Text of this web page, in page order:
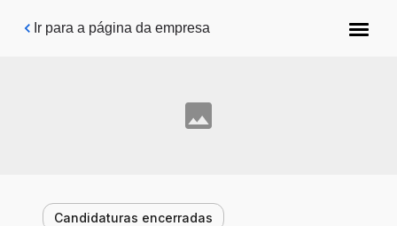
Pular para o conteúdo principal
Ir para a página da empresa
Candidaturas encerradas